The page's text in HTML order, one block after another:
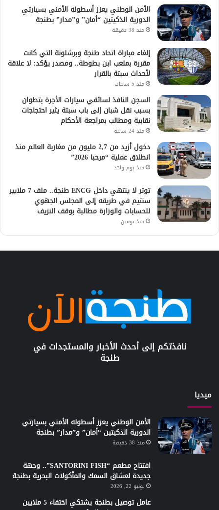
الأمن الوطني يعزز أسطوله الأمني بسيارتي
الدورية الذكيتين “أمان” و”مدار” بطنجة
منذ 38 دقيقة
إلغاء مباراة اتحاد طنجة وبرشلونة التي كانت
مقررة بملعب ابن بطوطة.. ومصدر يؤكد: لا علاقة
لأحداث سبتة بالقرار
منذ 5 ساعات
السجن النافذ لسائقي سيارات الأجرة بتطوان
بسبب نقل شبان إلى باب سبتة يثير احتجاجات
نقابية ومطالب بمراجعة الأحكام
منذ 24 ساعة
دخول أزيد من 2,7 مليون من مغاربة العالم منذ
انطلاق عملية “مرحبا 2026”
منذ يوم واحد
توتر لا ينتهي داخل ENCG طنجة.. ملف 7 ملايير
سنتيم في طريقه إلى المجلس الجهوي
للحسابات والوزارة مطالبة بوقف النزيف
منذ يومين
نافذتكم إلى أحدث الأخبار والمستجدات في
طنجة
ميديا
الأمن الوطني يعزز أسطوله الأمني بسيارتي
الدورية الذكيتين “أمان” و”مدار” بطنجة
منذ 38 دقيقة
افتتاح مطعم “SANTORINI FISH”.. وجهة
جديدة لعشاق السمك والمأكولات البحرية بطنجة
يونيو 22, 2026
عامل توصيل بطنجة يشتكي اختفاء 5 ملايين